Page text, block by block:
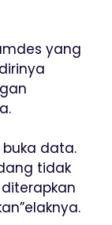
yang
buka data.
tidak